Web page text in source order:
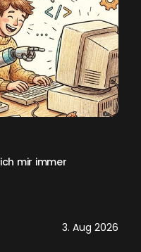
mir immer
3. Aug 2026